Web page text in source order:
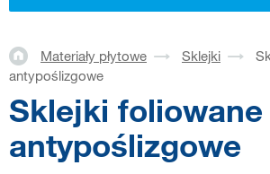
Materiały płytowe Sklejki
antypoślizgowe
Sklejki foliowane
antypoślizgowe